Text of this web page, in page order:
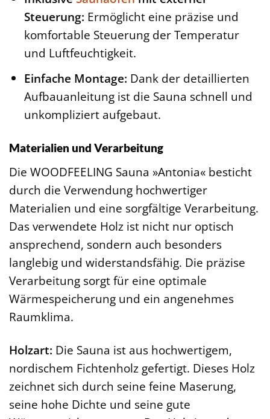
Steuerung: Ermöglicht eine präzise und
komfortable Steuerung der Temperatur
und Luftfeuchtigkeit.
Einfache Montage: Dank der detaillierten
Aufbauanleitung ist die Sauna schnell und
unkompliziert aufgebaut.
Materialien und Verarbeitung
Die WOODFEELING Sauna »Antonia« besticht
durch die Verwendung hochwertiger
Materialien und eine sorgfältige Verarbeitung.
Das verwendete Holz ist nicht nur optisch
ansprechend, sondern auch besonders
langlebig und widerstandsfähig. Die präzise
Verarbeitung sorgt für eine optimale
Wärmespeicherung und ein angenehmes
Raumklima.
Holzart: Die Sauna ist aus hochwertigem,
nordischem Fichtenholz gefertigt. Dieses Holz
zeichnet sich durch seine feine Maserung,
seine hohe Dichte und seine gute